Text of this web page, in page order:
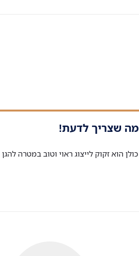
הוא זקוק לייצוג ראוי וטוב במטרה